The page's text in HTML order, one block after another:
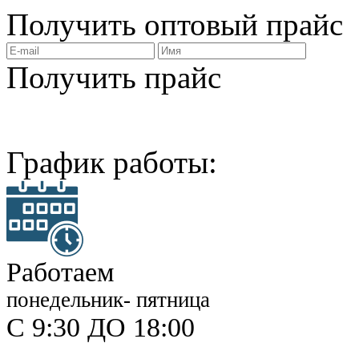
Получить оптовый прайс
Получить прайс
График работы:
Работаем
понедельник- пятница
С 9:30 ДО 18:00